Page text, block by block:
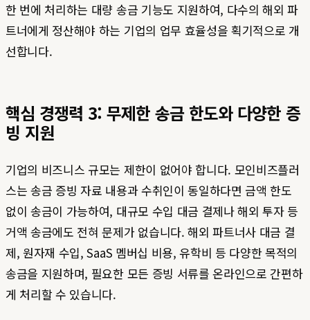
한 번에 처리하는 대량 송금 기능도 지원하여, 다수의 해외 파
트너에게 정산해야 하는 기업의 업무 효율성을 획기적으로 개
선합니다.
핵심 경쟁력 3: 무제한 송금 한도와 다양한 증
빙 지원
기업의 비즈니스 규모는 제한이 없어야 합니다. 모인비즈플러
스는 송금 증빙 자료 내용과 수취인이 동일하다면 금액 한도
없이 송금이 가능하여, 대규모 수입 대금 결제나 해외 투자 등
거액 송금에도 전혀 문제가 없습니다. 해외 파트너사 대금 결
제, 원자재 수입, SaaS 멤버십 비용, 유학비 등 다양한 목적의
송금을 지원하며, 필요한 모든 증빙 서류를 온라인으로 간편하
게 처리할 수 있습니다.